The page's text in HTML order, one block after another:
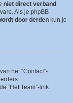
niet direct verband
Als je phpBB
door derden kun je
het “Contact”-
“Het Team”-link.